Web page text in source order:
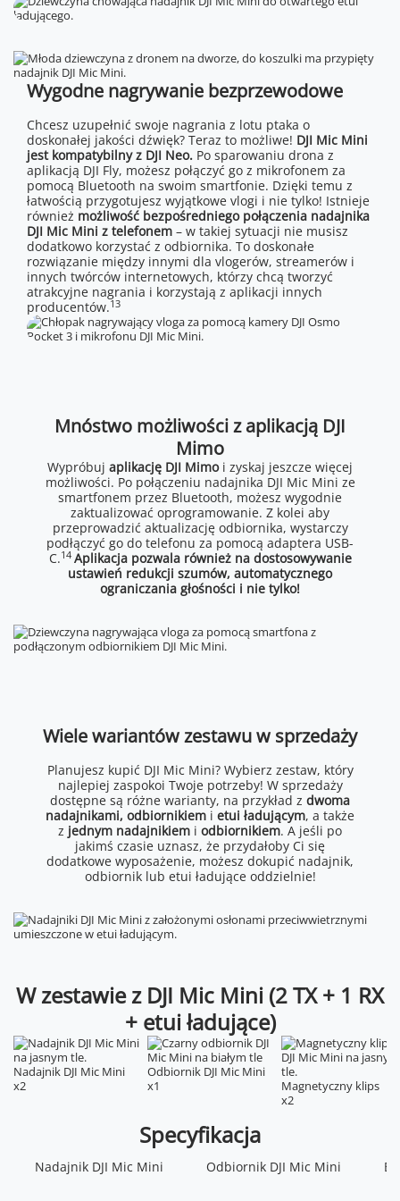
Wygodne nagrywanie bezprzewodowe
Chcesz uzupełnić swoje nagrania z lotu ptaka o
doskonałej jakości dźwięk? Teraz to możliwe! DJI Mic Mini
jest kompatybilny z DJI Neo. Po sparowaniu drona z
aplikacją DJI Fly, możesz połączyć go z mikrofonem za
pomocą Bluetooth na swoim smartfonie. Dzięki temu z
łatwością przygotujesz wyjątkowe vlogi i nie tylko! Istnieje
również możliwość bezpośredniego połączenia nadajnika
DJI Mic Mini z telefonem – w takiej sytuacji nie musisz
dodatkowo korzystać z odbiornika. To doskonałe
rozwiązanie między innymi dla vlogerów, streamerów i
innych twórców internetowych, którzy chcą tworzyć
atrakcyjne nagrania i korzystają z aplikacji innych
producentów.13
Mnóstwo możliwości z aplikacją DJI
Mimo
Wypróbuj aplikację DJI Mimoi zyskaj jeszcze więcej
możliwości. Po połączeniu nadajnika DJI Mic Mini ze
smartfonem przez Bluetooth, możesz wygodnie
zaktualizować oprogramowanie. Z kolei aby
przeprowadzić aktualizację odbiornika, wystarczy
podłączyć go do telefonu za pomocą adaptera USB-
C.14 Aplikacja pozwala również na dostosowywanie
ustawień redukcji szumów, automatycznego
ograniczania głośności i nie tylko!
Wiele wariantów zestawu w sprzedaży
Planujesz kupić DJI Mic Mini? Wybierz zestaw, który
najlepiej zaspokoi Twoje potrzeby! W sprzedaży
dostępne są różne warianty, na przykład z dwoma
nadajnikami, odbiornikiem i etui ładującym, a także
z jednym nadajnikiem i odbiornikiem. A jeśli po
jakimś czasie uznasz, że przydałoby Ci się
dodatkowe wyposażenie, możesz dokupić nadajnik,
odbiornik lub etui ładujące oddzielnie!
W zestawie z DJI Mic Mini (2 TX + 1 RX
+ etui ładujące)
Nadajnik DJI Mic Mini
x2
Odbiornik DJI Mic Mini
x1
Magnetyczny klips
x2
Specyfikacja
Nadajnik DJI Mic Mini Odbiornik DJI Mic Mini
DMMR01
Wymiary
46,50×29,61×19,32 mm
DMMC01
Wymiary
96,10×41,00×59,35 mm
Dookólny
Pasmo przenoszenia
Bez Low Cut: 20 Hz - 20 kHz;